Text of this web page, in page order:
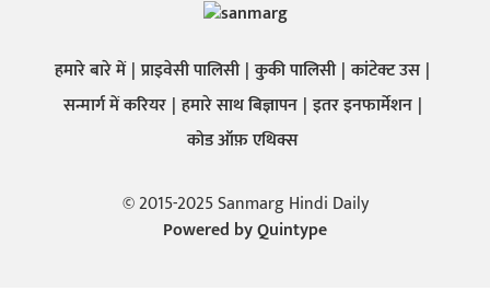
हमारे बारे में प्राइवेसी पालिसी कुकी पालिसी कांटेक्ट उस
सन्मार्ग में करियर हमारे साथ बिज्ञापन इतर इनफार्मेशन
कोड ऑफ़ एथिक्स
© 2015-2025 Sanmarg Hindi Daily
Powered byQuintype